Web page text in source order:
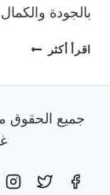
بالجودة
اقرأ أكثر
تنظيف
غاز
تنظيف
جميع الحقوق
غاز